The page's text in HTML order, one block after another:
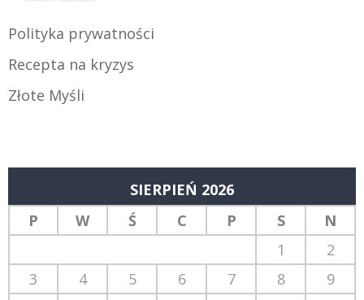
Polityka prywatności
Recepta na kryzys
Złote Myśli
SIERPIEŃ 2026
P
W Ś C P S
N
1
2
3
4 5 6 7 8
9